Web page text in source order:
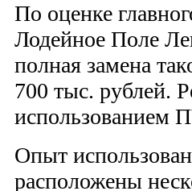
По оценке
Лодейное Поле
полная замена
700 тыс. рублей.
использованием
Опыт
расположены